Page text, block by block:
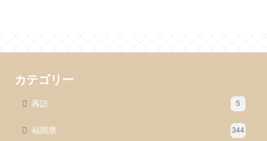
カテゴリー
再訪 5
福岡県 344